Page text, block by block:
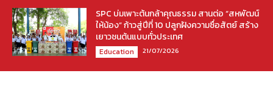
SPC บ่มเพาะต้นกล้าคุณธรรม สานต่อ “สหพัฒน์
ให้น้อง” ก้าวสู่ปีที่ 10 ปลูกฝังความซื่อสัตย์ สร้าง
เยาวชนต้นแบบทั่วประเทศ
Education 21/07/2026